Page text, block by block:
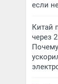
если
Китай
через